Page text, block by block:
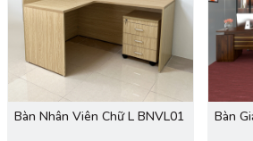
Bàn Nhân Viên Chữ L BNVL01 Bàn